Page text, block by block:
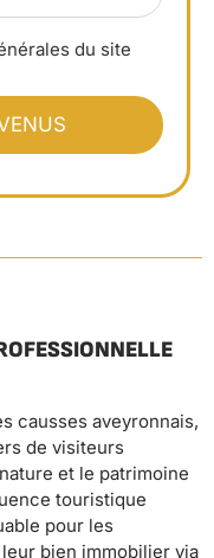
du site
causses aveyronnais,
de visiteurs
et le patrimoine
touristique
pour les
bien immobilier via